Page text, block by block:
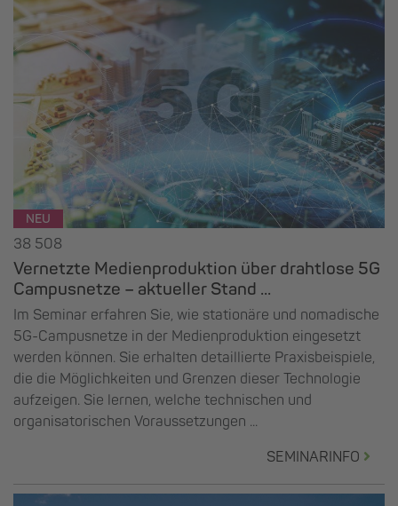
NEU
38 508
Vernetzte Medienproduktion über drahtlose 5G
Campusnetze – aktueller Stand ...
Im Seminar erfahren Sie, wie stationäre und nomadische
5G-Campusnetze in der Medienproduktion eingesetzt
werden können. Sie erhalten detaillierte Praxisbeispiele,
die die Möglichkeiten und Grenzen dieser Technologie
aufzeigen. Sie lernen, welche technischen und
organisatorischen Voraussetzungen ...
SEMINARINFO